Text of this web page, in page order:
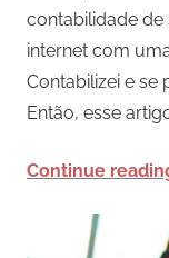
contabilidade de
internet com
Contabilizei e se
Então, esse
Continue